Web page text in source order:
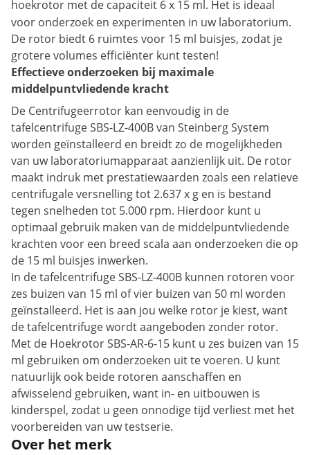
hoekrotor met de capaciteit 6 x 15 ml. Het is ideaal
voor onderzoek en experimenten in uw laboratorium.
De rotor biedt 6 ruimtes voor 15 ml buisjes, zodat je
grotere volumes efficiënter kunt testen!
Effectieve onderzoeken bij maximale
middelpuntvliedende kracht
De Centrifugeerrotor kan eenvoudig in de
tafelcentrifuge SBS-LZ-400B van Steinberg System
worden geïnstalleerd en breidt zo de mogelijkheden
van uw laboratoriumapparaat aanzienlijk uit. De rotor
maakt indruk met prestatiewaarden zoals een relatieve
centrifugale versnelling tot 2.637 x g en is bestand
tegen snelheden tot 5.000 rpm. Hierdoor kunt u
optimaal gebruik maken van de middelpuntvliedende
krachten voor een breed scala aan onderzoeken die op
de 15 ml buisjes inwerken.
In de tafelcentrifuge SBS-LZ-400B kunnen rotoren voor
zes buizen van 15 ml of vier buizen van 50 ml worden
geïnstalleerd. Het is aan jou welke rotor je kiest, want
de tafelcentrifuge wordt aangeboden zonder rotor.
Met de Hoekrotor SBS-AR-6-15 kunt u zes buizen van 15
ml gebruiken om onderzoeken uit te voeren. U kunt
natuurlijk ook beide rotoren aanschaffen en
afwisselend gebruiken, want in- en uitbouwen is
kinderspel, zodat u geen onnodige tijd verliest met het
voorbereiden van uw testserie.
Over het merk